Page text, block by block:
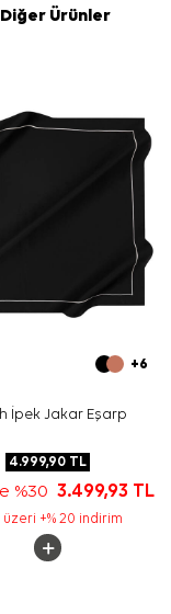
Ürünler
+6
İpek Jakar Eşarp
4.999,90 TL
%30 3.499,93 TL
üzeri +% 20 indirim